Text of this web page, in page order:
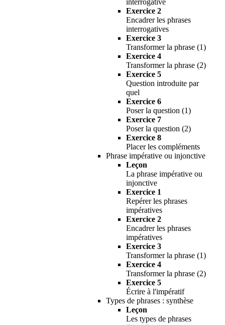
Exercice 2
Encadrer les phrases
interrogatives
Exercice 3
Transformer la phrase (1)
Exercice 4
Transformer la phrase (2)
Exercice 5
Question introduite par
quel
Exercice 6
Poser la question (1)
Exercice 7
Poser la question (2)
Exercice 8
Placer les compléments
Phrase impérative ou injonctive
Leçon
La phrase impérative ou
injonctive
Exercice 1
Repérer les phrases
impératives
Exercice 2
Encadrer les phrases
impératives
Exercice 3
Transformer la phrase (1)
Exercice 4
Transformer la phrase (2)
Exercice 5
Écrire à l'impératif
Types de phrases : synthèse
Leçon
Les types de phrases